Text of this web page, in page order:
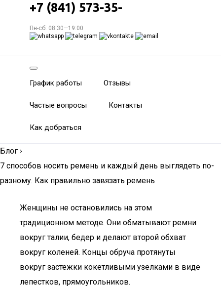
+7 (841) 573-35-
Пн-сб: 08:30—19:00
График работы Отзывы
Частые вопросы Контакты
Как добраться
Блог ›
7 способов носить ремень и каждый день выглядеть по-
разному. Как правильно завязать ремень
Женщины не остановились на этом
традиционном методе. Они обматывают ремни
вокруг талии, бедер и делают второй обхват
вокруг коленей. Концы обруча протянуты
вокруг застежки кокетливыми узелками в виде
лепестков, прямоугольников.